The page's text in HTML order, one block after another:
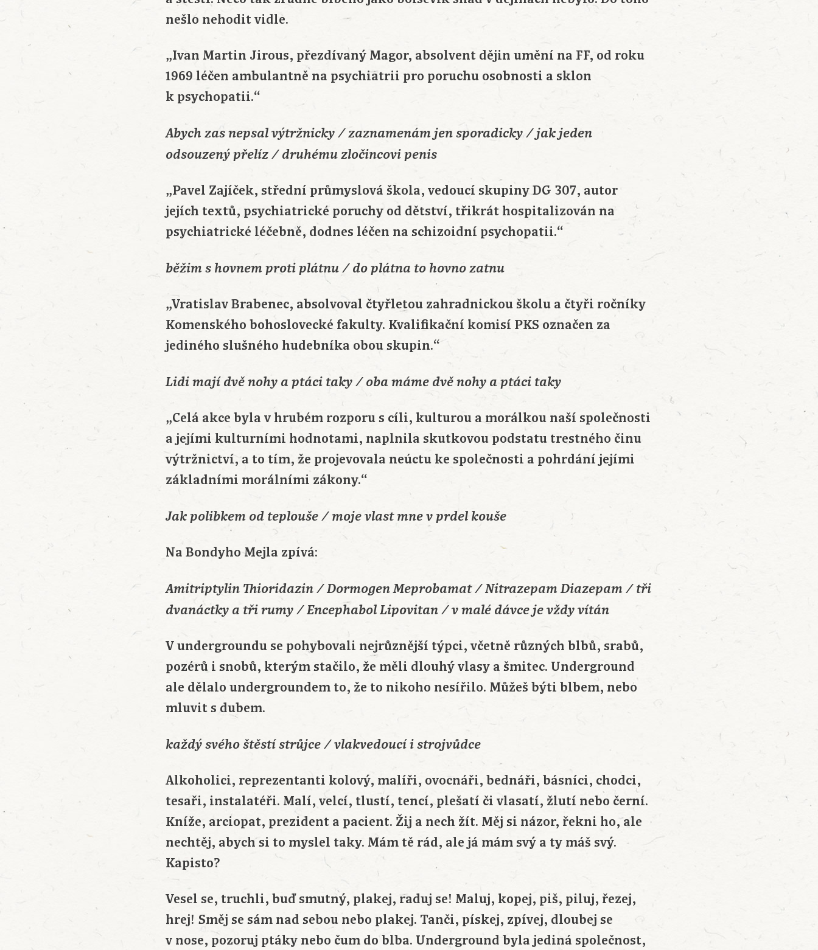
nešlo nehodit vidle.
„Ivan Martin Jirous, přezdívaný Magor, absolvent dějin umění na FF, od roku
1969 léčen ambulantně na psychiatrii pro poruchu osobnosti a sklon
k psychopatii.“
Abych zas nepsal výtržnicky / zaznamenám jen sporadicky / jak jeden
odsouzený přelíz / druhému zločincovi penis
„Pavel Zajíček, střední průmyslová škola, vedoucí skupiny DG 307, autor
jejích textů, psychiatrické poruchy od dětství, třikrát hospitalizován na
psychiatrické léčebně, dodnes léčen na schizoidní psychopatii.“
běžim s hovnem proti plátnu / do plátna to hovno zatnu
„Vratislav Brabenec, absolvoval čtyřletou zahradnickou školu a čtyři ročníky
Komenského bohoslovecké fakulty. Kvalifikační komisí PKS označen za
jediného slušného hudebníka obou skupin.“
Lidi mají dvě nohy a ptáci taky / oba máme dvě nohy a ptáci taky
„Celá akce byla v hrubém rozporu s cíli, kulturou a morálkou naší společnosti
a jejími kulturními hodnotami, naplnila skutkovou podstatu trestného činu
výtržnictví, a to tím, že projevovala neúctu ke společnosti a pohrdání jejími
základními morálními zákony.“
Jak polibkem od teplouše / moje vlast mne v prdel kouše
Na Bondyho Mejla zpívá:
Amitriptylin Thioridazin / Dormogen Meprobamat / Nitrazepam Diazepam / tři
dvanáctky a tři rumy / Encephabol Lipovitan / v malé dávce je vždy vítán
V undergroundu se pohybovali nejrůznější týpci, včetně různých blbů, srabů,
pozérů i snobů, kterým stačilo, že měli dlouhý vlasy a šmitec. Underground
ale dělalo undergroundem to, že to nikoho nesířilo. Můžeš býti blbem, nebo
mluvit s dubem.
každý svého štěstí strůjce / vlakvedoucí i strojvůdce
Alkoholici, reprezentanti kolový, malíři, ovocnáři, bednáři, básníci, chodci,
tesaři, instalatéři. Malí, velcí, tlustí, tencí, plešatí či vlasatí, žlutí nebo černí.
Kníže, arciopat, prezident a pacient. Žij a nech žít. Měj si názor, řekni ho, ale
nechtěj, abych si to myslel taky. Mám tě rád, ale já mám svý a ty máš svý.
Kapisto?
Vesel se, truchli, buď smutný, plakej, raduj se! Maluj, kopej, piš, piluj, řezej,
hrej! Směj se sám nad sebou nebo plakej. Tanči, pískej, zpívej, dloubej se
v nose, pozoruj ptáky nebo čum do blba. Underground byla jediná společnost,